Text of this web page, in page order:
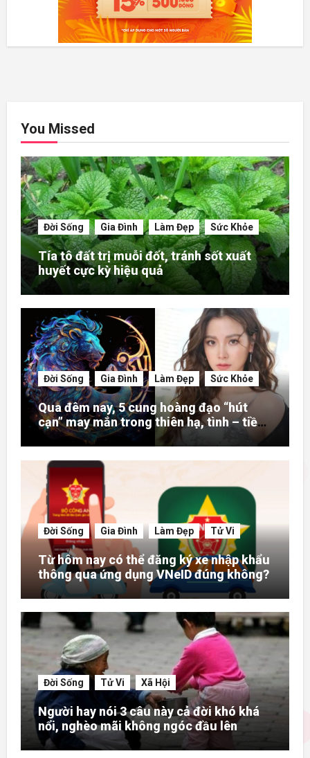
You Missed
Đời Sống Gia Đình Làm Đẹp Sức Khỏe
Tía tô đất trị muỗi đốt, tránh sốt xuất
huyết cực kỳ hiệu quả
Đời Sống Gia Đình Làm Đẹp Sức Khỏe
Qua đêm nay, 5 cung hoàng đạo “hút
cạn” may mắn trong thiên hạ, tình – tiền
– danh rực rỡ hơn người
Đời Sống Gia Đình Làm Đẹp Tử Vi
Từ hôm nay có thể đăng ký xe nhập khẩu
thông qua ứng dụng VNeID đúng không?
Đời Sống Tử Vi Xã Hội
Người hay nói 3 câu này cả đời khó khá
nổi, nghèo mãi không ngóc đầu lên